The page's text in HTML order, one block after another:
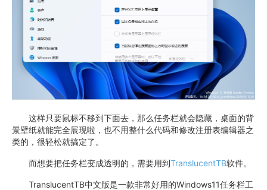
这样只要鼠标不移到下面去，那么任务栏就会隐藏，桌面的背
景壁纸就能完全展现啦，也不用整什么代码和修改注册表编辑器之
类的，很轻松就搞定了。
而想要把任务栏变成透明的，需要用到TranslucentTB软件。
TranslucentTB中文版是一款非常好用的Windows11任务栏工